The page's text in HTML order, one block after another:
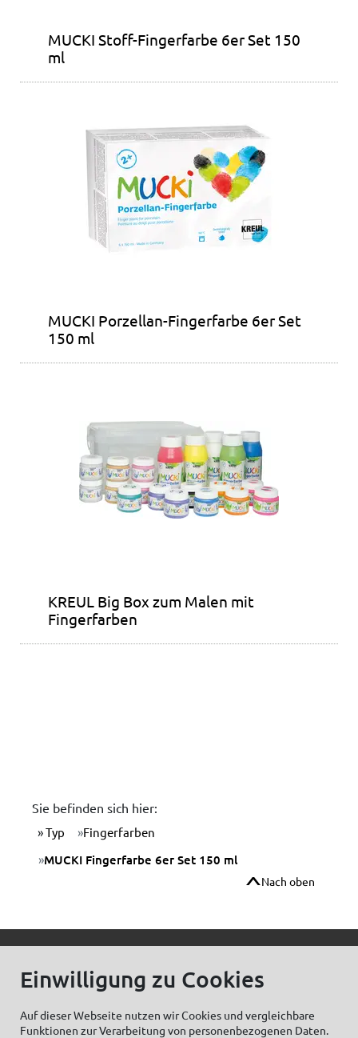
MUCKI Stoff-Fingerfarbe 6er Set 150
ml
MUCKI Porzellan-Fingerfarbe 6er Set
150 ml
KREUL Big Box zum Malen mit
Fingerfarben
Sie befinden sich hier:
Typ Fingerfarben
MUCKI Fingerfarbe 6er Set 150 ml
Nach oben
Einwilligung zu Cookies
Auf dieser Webseite nutzen wir Cookies und vergleichbare
Funktionen zur Verarbeitung von personenbezogenen Daten.